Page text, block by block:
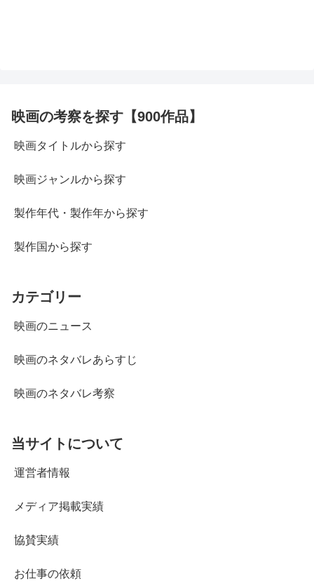
映画の考察を探す【900作品】
映画タイトルから探す
映画ジャンルから探す
製作年代・製作年から探す
製作国から探す
カテゴリー
映画のニュース
映画のネタバレあらすじ
映画のネタバレ考察
当サイトについて
運営者情報
メディア掲載実績
協賛実績
お仕事の依頼